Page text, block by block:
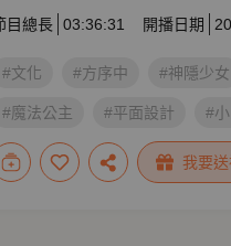
目總長 03:36:31 開播日期
#文化 #方序中 #神隱少女
#魔法公主 #平面設計 #
#設計美學 #設計風格 #風
我要